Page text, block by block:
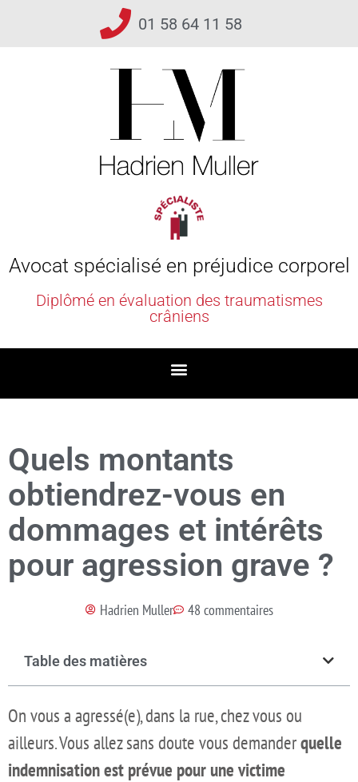
01 58 64 11 58
Avocat spécialisé en préjudice corporel
Diplômé en évaluation des traumatismes
crâniens
Quels montants
obtiendrez-vous en
dommages et intérêts
pour agression grave ?
Hadrien Muller 48 commentaires
Table des matières
On vous a agressé(e), dans la rue, chez vous ou
ailleurs. Vous allez sans doute vous demanderquelle
indemnisation est prévue pour une victime